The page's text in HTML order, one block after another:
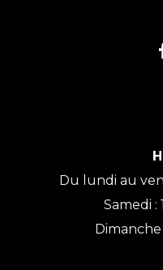
Du lundi au
Samedi :